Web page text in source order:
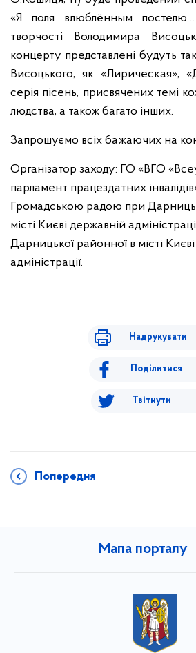
«Я поля влюблённым
творчості Володимира
концерту представлені будуть
Висоцького, як «Лирическая»,
серія пісень, присвячених темі
людства, а також багато інших.
Запрошуємо всіх бажаючих на
Організатор заходу: ГО «ВГО
парламент працездатних
Громадською радою при
місті Києві державній
Дарницької районної в місті
адміністрації.
Надрукувати
Поділитися
Твітнути
Попередня
Мапа порталу